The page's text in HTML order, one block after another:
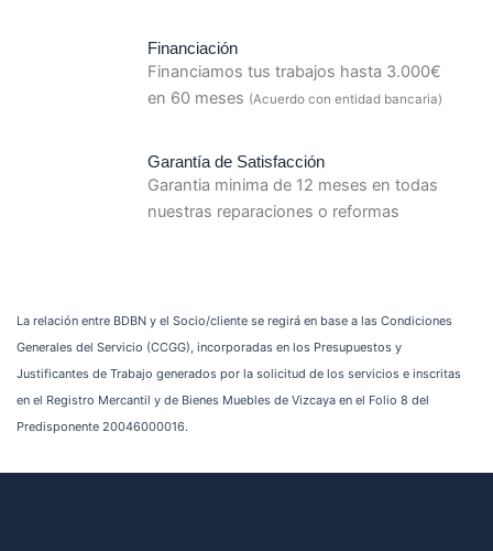
Financiación
Financiamos tus trabajos hasta 3.000€
en 60 meses (Acuerdo con entidad bancaria)
Garantía de Satisfacción
Garantia minima de 12 meses en todas
nuestras reparaciones o reformas
La relación entre BDBN y el Socio/cliente se regirá en base a las Condiciones
Generales del Servicio (CCGG), incorporadas en los Presupuestos y
Justificantes de Trabajo generados por la solicitud de los servicios e inscritas
en el Registro Mercantil y de Bienes Muebles de Vizcaya en el Folio 8 del
Predisponente 20046000016.